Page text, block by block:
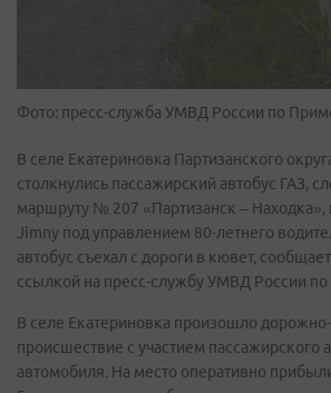
Фото: пресс-служба УМВД России по
В селе Екатериновка Партизанского
столкнулись пассажирский автобус ГАЗ,
маршруту № 207 «Партизанск – Находка»,
Jimny под управлением 80-летнего
автобус съехал с дороги в кювет,
ссылкой на пресс-службу УМВД России
В селе Екатериновка произошло
происшествие с участием пассажирского
автомобиля. На место оперативно